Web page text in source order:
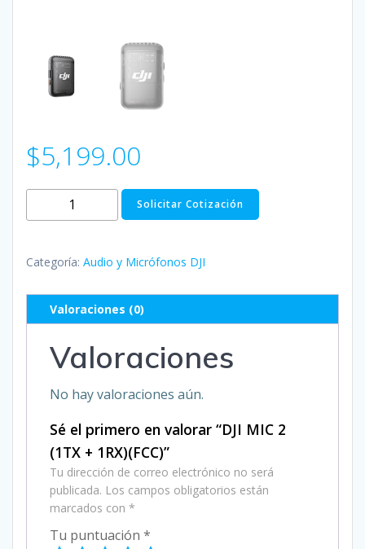
$5,199.00
MIC
(1TX
1RX)
(FCC)
Solicitar Cotización
Categoría: Audio y Micrófonos DJI
Valoraciones (0)
Valoraciones
No hay valoraciones aún.
Sé el primero en valorar “DJI MIC 2
(1TX + 1RX)(FCC)”
Tu dirección de correo electrónico no será
publicada. Los campos obligatorios están
marcados con *
Tu puntuación *